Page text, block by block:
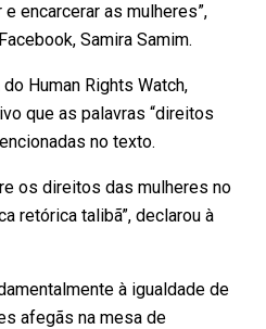
encarcerar as mulheres”,
Samira Samim.
Human Rights Watch,
que as palavras “direitos
no texto.
os direitos das mulheres no
retórica talibã”, declarou à
à igualdade de
afegãs na mesa de